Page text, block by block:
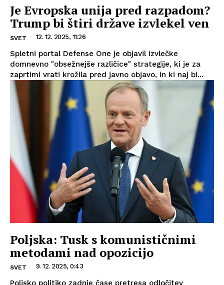
Je Evropska unija pred razpadom?
Trump bi štiri države izvlekel ven
SVET 12. 12. 2025, 11:26
Spletni portal Defense One je objavil izvlečke
domnevno "obsežnejše različice" strategije, ki je za
zaprtimi vrati krožila pred javno objavo, in ki naj bi...
Poljska: Tusk s komunističnimi
metodami nad opozicijo
SVET 9. 12. 2025, 0:43